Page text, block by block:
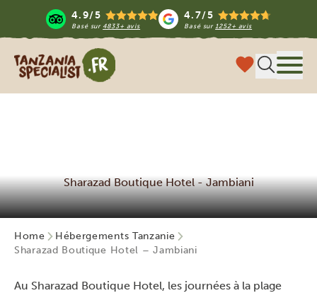
4.9/5
Basé sur 4833+ avis
4.7/5
Basé sur1252+ avis
Tanzania Specialist
Sharazad Boutique Hotel - Jambiani
Home
Hébergements Tanzanie
Sharazad Boutique Hotel – Jambiani
Au Sharazad Boutique Hotel, les journées à la plage